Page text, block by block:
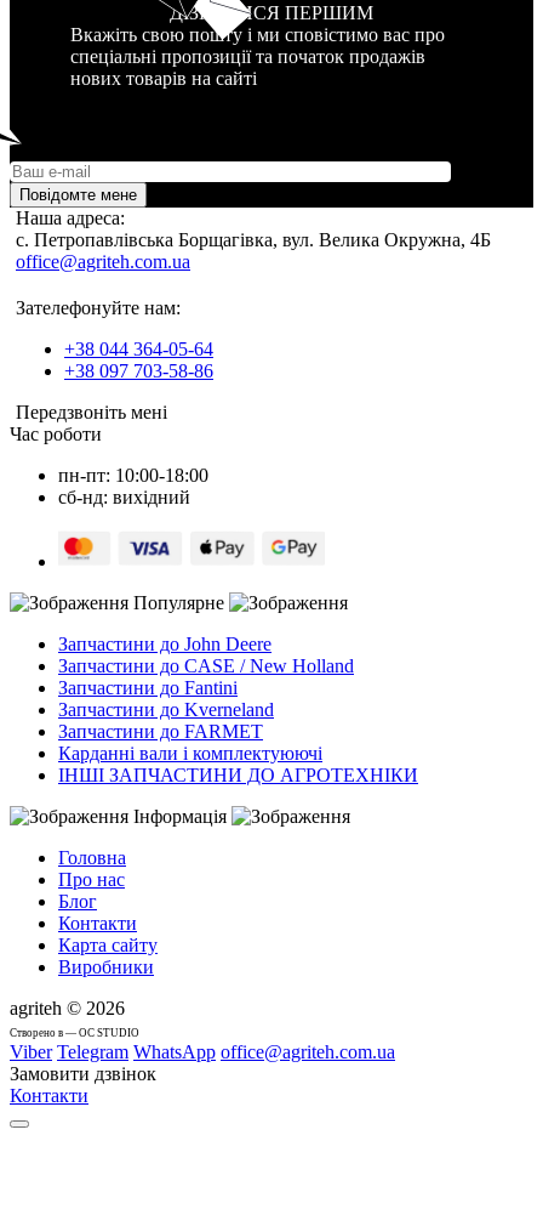
ДІЗНАТИСЯ ПЕРШИМ
Вкажіть свою пошту і ми сповістимо вас про
спеціальні пропозиції та початок продажів
нових товарів на сайті
Повідомте мене
Наша адреса:
c. Петропавлівська Борщагівка, вул. Велика Окружна, 4Б
office@agriteh.com.ua
Зателефонуйте нам:
+38 044 364-05-64
+38 097 703-58-86
Передзвоніть мені
Час роботи
пн-пт: 10:00-18:00
сб-нд: вихідний
Популярне
Запчастини до John Deere
Запчастини до CASE / New Holland
Запчастини до Fantini
Запчастини до Kverneland
Запчастини до FARMET
Карданні вали і комплектуюючі
ІНШІ ЗАПЧАСТИНИ ДО АГРОТЕХНІКИ
Інформація
Головна
Про нас
Блог
Контакти
Карта сайту
Виробники
agriteh © 2026
Cтворено в — OC STUDIO
Viber Telegram WhatsApp office@agriteh.com.ua
Замовити дзвінок
Контакти